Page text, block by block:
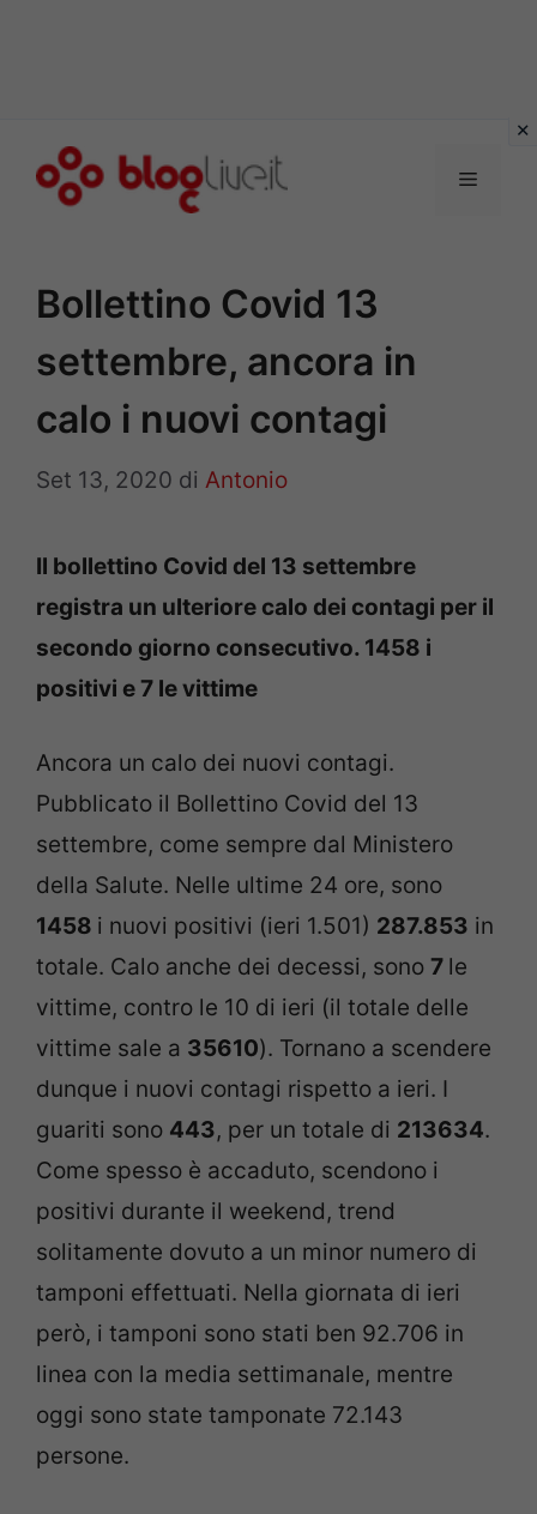
Menu
Bollettino Covid 13
settembre, ancora in
calo i nuovi contagi
Set 13, 2020 di Antonio
Il bollettino Covid del 13 settembre
registra un ulteriore calo dei contagi per il
secondo giorno consecutivo. 1458 i
positivi e 7 le vittime
Ancora un calo dei nuovi contagi.
Pubblicato il Bollettino Covid del 13
settembre, come sempre dal Ministero
della Salute. Nelle ultime 24 ore, sono
1458 i nuovi positivi (ieri 1.501) 287.853 in
totale. Calo anche dei decessi, sono 7 le
vittime, contro le 10 di ieri (il totale delle
vittime sale a 35610). Tornano a scendere
dunque i nuovi contagi rispetto a ieri. I
guariti sono 443, per un totale di 213634.
Come spesso è accaduto, scendono i
positivi durante il weekend, trend
solitamente dovuto a un minor numero di
tamponi effettuati. Nella giornata di ieri
però, i tamponi sono stati ben 92.706 in
linea con la media settimanale, mentre
oggi sono state tamponate 72.143
persone.